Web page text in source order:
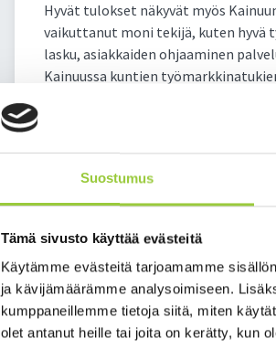
Suostumus
Tämä sivusto käyttää evästeitä
Käytämme evästeitä tarjoamamme
ja kävijämäärämme analysoimiseen.
kumppaneillemme tietoja siitä, miten
olet antanut heille tai joita on kerätty, kun
Hyvät tulokset näkyvät myös
vaikuttanut moni tekijä, kuten
lasku, asiakkaiden ohjaaminen
Kainuussa kuntien
Hyviin tuloksiin
osaamista kehittämällä
Pitkien välimatkojen maakunnassa
maakunnassa on kehitetty
Kiitokset hyvistä tuloksisista
henkilöstölle.